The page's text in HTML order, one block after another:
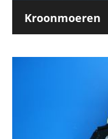
Kroonmoeren